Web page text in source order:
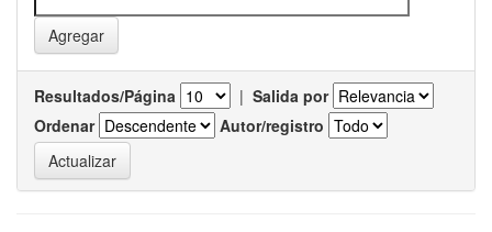
Resultados/Página | Salida por
Ordenar
Autor/registro